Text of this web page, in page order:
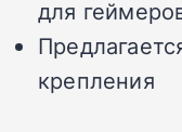
для
крепления